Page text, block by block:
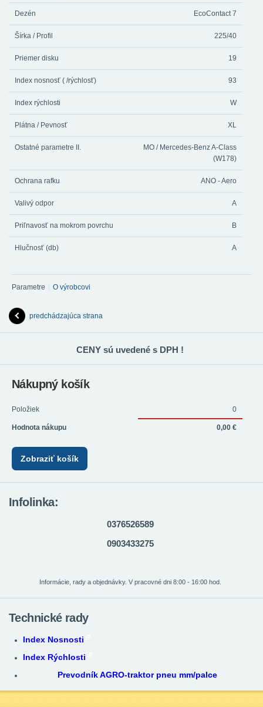
Dezén EcoContact 7
Šírka / Profil 225/40
Priemer disku 19
Index nosnosť ( /rýchlosť) 93
Index rýchlosti W
Plátna / Pevnosť XL
Ostatné parametre II.
MO / Mercedes-Benz A-Class
(W178)
Ochrana rafku ANO - Aero
Valivý odpor A
Priľnavosť na mokrom povrchu B
Hlučnosť (db) A
Parametre O výrobcovi
predchádzajúca strana
CENY sú uvedené s DPH !
Nákupný košík
Položiek 0
Hodnota nákupu 0,00 €
Zobraziť košík
Infolinka:
0376526589
0903433275
Informácie, rady a objednávky. V pracovné dni 8:00 - 16:00 hod.
Technické rady
Index Nosnosti
Index Rýchlosti
Prevodník AGRO-traktor pneu mm/palce